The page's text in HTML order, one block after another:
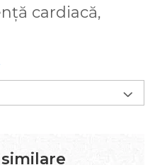
cardiacă,